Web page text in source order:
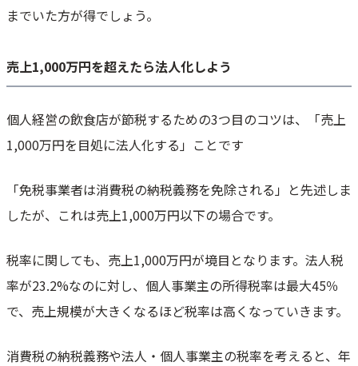
までいた方が得でしょう。
売上1,000万円を超えたら法人化しよう
個人経営の飲食店が節税するための3つ目のコツは、「売上
1,000万円を目処に法人化する」ことです
「免税事業者は消費税の納税義務を免除される」と先述しま
したが、これは売上1,000万円以下の場合です。
税率に関しても、売上1,000万円が境目となります。法人税
率が23.2%なのに対し、個人事業主の所得税率は最大45％
で、売上規模が大きくなるほど税率は高くなっていきます。
消費税の納税義務や法人・個人事業主の税率を考えると、年